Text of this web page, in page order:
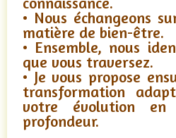
• Nous échangeons
matière de bien-être.
• Ensemble, nous
que vous traversez.
• Je vous propose
transformation
votre évolution
profondeur.